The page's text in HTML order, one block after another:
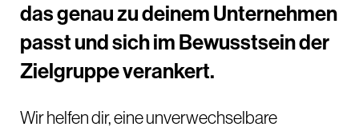
das genau zu deinem Unternehmen
passt und sich im Bewusstsein der
Zielgruppe verankert.
Wir helfen dir, eine unverwechselbare